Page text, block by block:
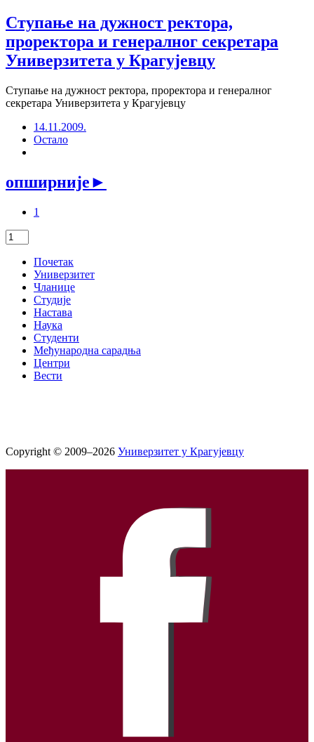
Ступање на дужност ректора,
проректора и генералног секретара
Универзитета у Крагујевцу
Ступање на дужност ректора, проректора и генералног
секретара Универзитета у Крагујевцу
14.11.2009.
Остало
опширније►
1
Почетак
Универзитет
Чланице
Студије
Настава
Наука
Студенти
Међународна сарадња
Центри
Вести
Copyright © 2009–2026 Универзитет у Крагујевцу